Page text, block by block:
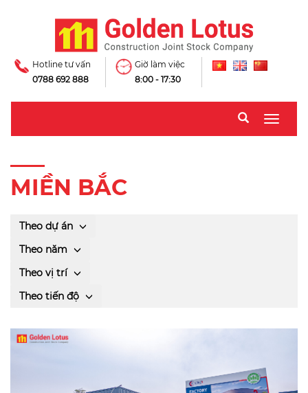
Hotline tư vấn
0788 692 888
Giờ làm việc
8:00 - 17:30
Toggle
MIỀN BẮC
Theo dự án
Theo năm
Theo vị trí
Theo tiến độ